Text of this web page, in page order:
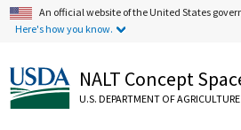
An official website of the United States
Here's how you know.
NALT Concept
U.S. DEPARTMENT OF AGRICULTURE